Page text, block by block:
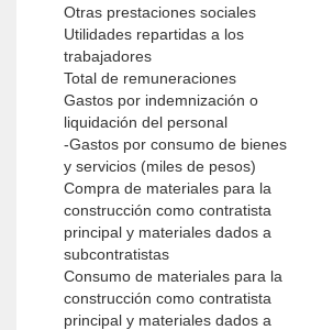
Otras prestaciones sociales
Utilidades repartidas a los
trabajadores
Total de remuneraciones
Gastos por indemnización o
liquidación del personal
-Gastos por consumo de bienes
y servicios (miles de pesos)
Compra de materiales para la
construcción como contratista
principal y materiales dados a
subcontratistas
Consumo de materiales para la
construcción como contratista
principal y materiales dados a